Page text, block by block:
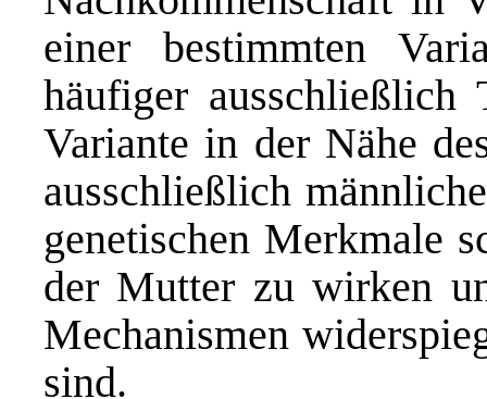
einer bestimmten
häufiger ausschließlich
Variante in der Nähe
ausschließlich
genetischen Merkmale
der Mutter zu wirken
Mechanismen
sind.